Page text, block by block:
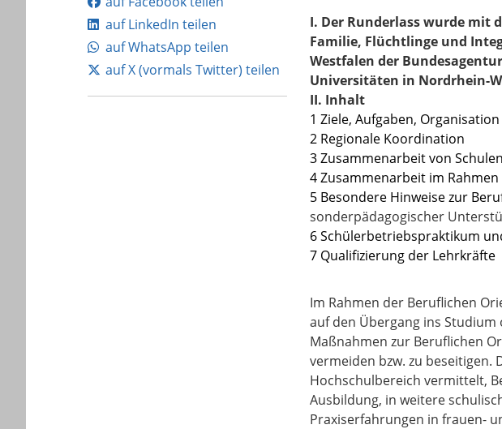
auf LinkedIn teilen
auf WhatsApp teilen
auf X (vormals Twitter) teilen
I. Der Runderlass wurde mit
Familie, Flüchtlinge und
Westfalen der
Universitäten in Nordrhein-
II. Inhalt
1 Ziele, Aufgaben, Organisation
2 Regionale Koordination
3 Zusammenarbeit von
4 Zusammenarbeit im
5 Besondere Hinweise zur
sonderpädagogischer
6 Schülerbetriebspraktikum
7 Qualifizierung der Lehrkräfte
Im Rahmen der Beruflichen
auf den Übergang ins
Maßnahmen zur Beruflichen
vermeiden bzw. zu beseitigen.
Hochschulbereich vermittelt,
Ausbildung, in weitere
Praxiserfahrungen in frauen-